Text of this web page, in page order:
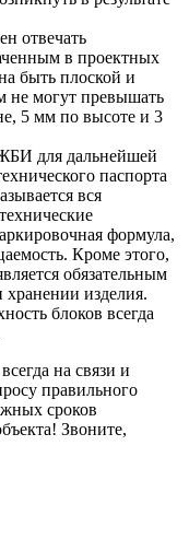
отвечать
в проектных
быть плоской и
не могут превышать
5 мм по высоте и 3
для дальнейшей
паспорта
вся
формула,
Кроме этого,
обязательным
хранении изделия.
блоков всегда
всегда на связи и
правильного
сроков
Звоните,